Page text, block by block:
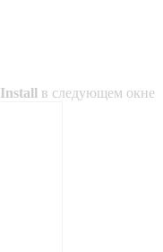
Install в следующем окне